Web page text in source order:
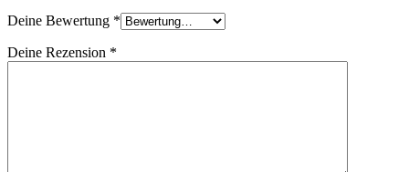
Deine Bewertung *
Deine Rezension *